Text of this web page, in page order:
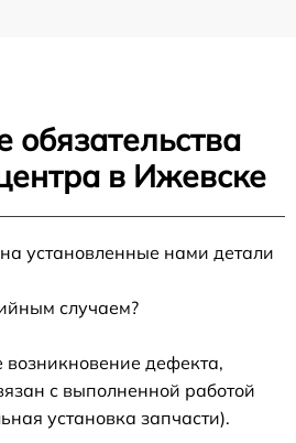
обязательства
в Ижевске
установленные нами детали
случаем?
возникновение дефекта,
с выполненной работой
установка запчасти).